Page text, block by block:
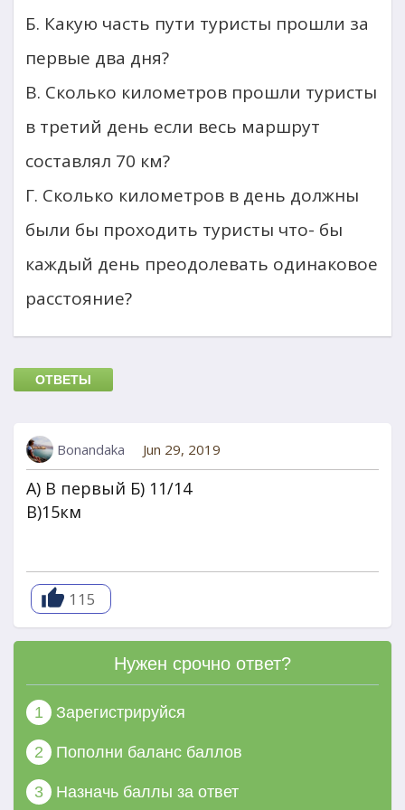
Б. Какую часть пути туристы прошли за
первые два дня?
В. Сколько километров прошли туристы
в третий день если весь маршрут
составлял 70 км?
Г. Сколько километров в день должны
были бы проходить туристы что- бы
каждый день преодолевать одинаковое
расстояние?
ОТВЕТЫ
Bonandaka Jun 29, 2019
А) В первый Б) 11/14
В)15км
115
Нужен срочно ответ?
1 Зарегистрируйся
2 Пополни баланс баллов
3 Назначь баллы за ответ